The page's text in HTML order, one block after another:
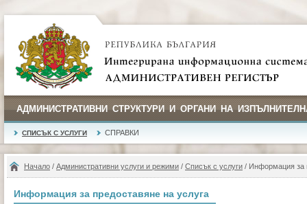
АДМИНИСТРАТИВНИ СТРУКТУРИ И ОРГАНИ НА
СПИСЪК С УСЛУГИ СПРАВКИ
Начало / Административни услуги и режими / Списък с услуги / Информация за
Информация за предоставяне на услуга